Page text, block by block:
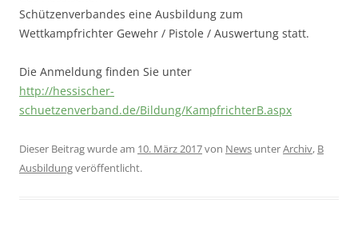
Schützenverbandes eine Ausbildung zum
Wettkampfrichter Gewehr / Pistole / Auswertung statt.
Die Anmeldung finden Sie unter
http://hessischer-
schuetzenverband.de/Bildung/KampfrichterB.aspx
Dieser Beitrag wurde am 10. März 2017von News unterArchiv, B
Ausbildungveröffentlicht.